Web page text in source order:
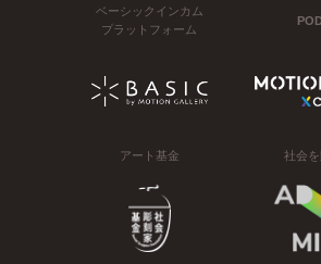
ベーシックインカム
プラットフォーム
アート基金 社会